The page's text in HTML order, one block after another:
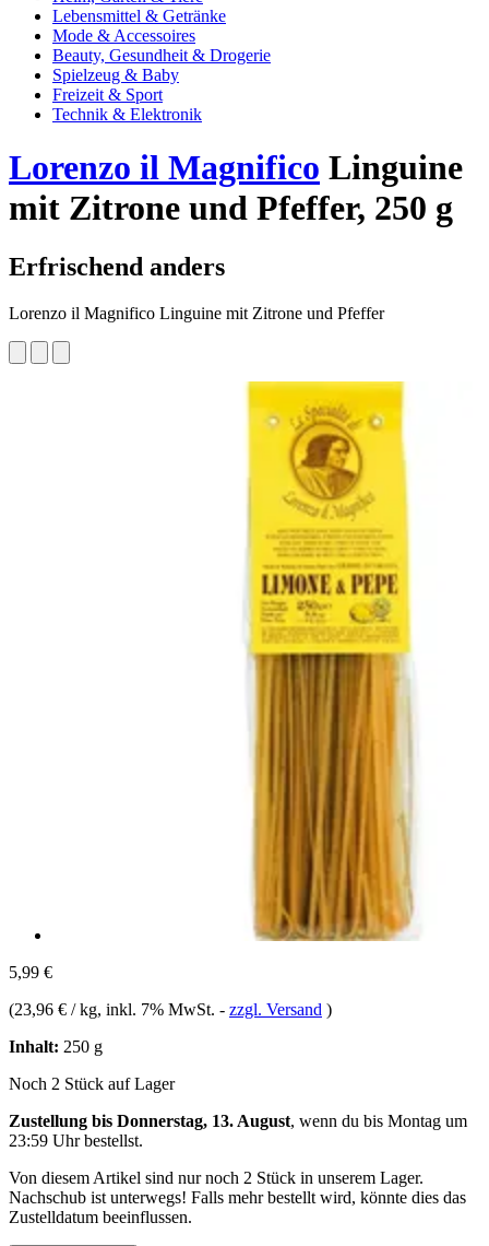
Lebensmittel & Getränke
Mode & Accessoires
Beauty, Gesundheit & Drogerie
Spielzeug & Baby
Freizeit & Sport
Technik & Elektronik
Lorenzo il Magnifico Linguine
mit Zitrone und Pfeffer, 250 g
Erfrischend anders
Lorenzo il Magnifico Linguine mit Zitrone und Pfeffer
5,99 €
(23,96 € / kg, inkl. 7% MwSt. - zzgl. Versand )
Inhalt: 250 g
Noch 2 Stück auf Lager
Zustellung bis Donnerstag, 13. August, wenn du bis Montag um
23:59 Uhrbestellst.
Von diesem Artikel sind nur noch 2 Stück in unserem Lager.
Nachschub ist unterwegs! Falls mehr bestellt wird, könnte dies das
Zustelldatum beeinflussen.